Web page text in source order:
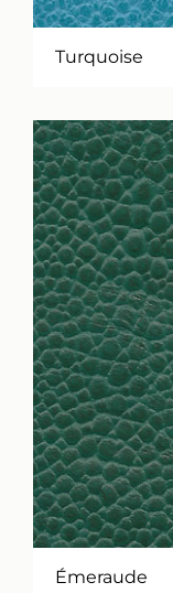
Turquoise
Émeraude